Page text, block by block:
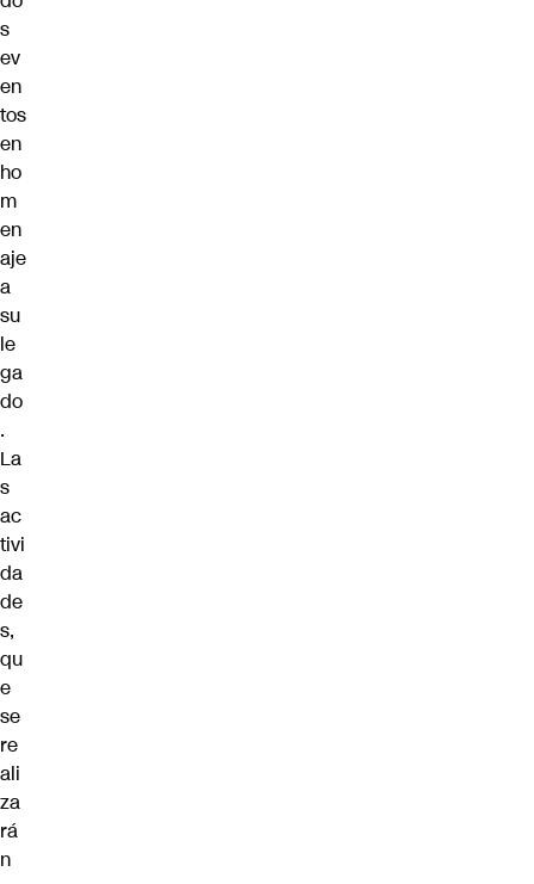
s
ev
en
tos
en
ho
m
en
aje
a
su
le
ga
do
.
La
s
ac
tivi
da
de
s,
qu
e
se
re
ali
za
rá
n